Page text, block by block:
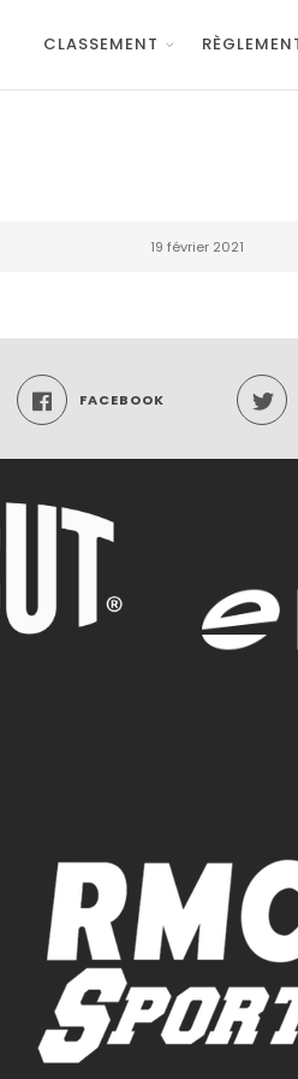
CLASSEMENT
19 février 2021
FACEBOOK